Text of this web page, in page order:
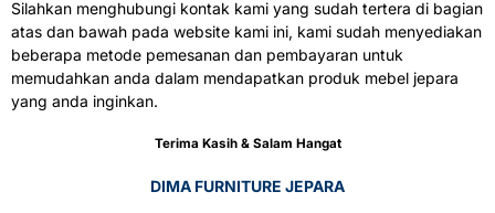
Silahkan menghubungi kontak kami yang sudah tertera di bagian
atas dan bawah pada website kami ini, kami sudah menyediakan
beberapa metode pemesanan dan pembayaran untuk
memudahkan anda dalam mendapatkan produk mebel jepara
yang anda inginkan.
Terima Kasih & Salam Hangat
DIMA FURNITURE JEPARA